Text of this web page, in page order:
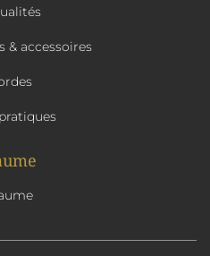
& accessoires